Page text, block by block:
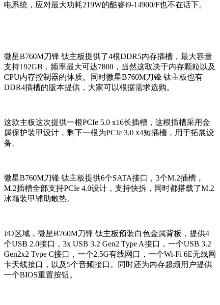
电系统，应对最大功耗219W的酷睿i9-14900/F也不在话下。
微星B760M刀锋 钛主板提供了4根DDR5内存插槽，最大容量
支持192GB，频率最大可达7800，当然这取决于内存颗粒以及
CPU内存控制器的体质。同时微星B760M刀锋 钛主板也有
DDR4插槽的版本提供，大家可以根据需求选购。
这款主板这次提供一根PCIe 5.0 x16长插槽，这根插槽采用金
属保护装甲设计，剩下一根为PCIe 3.0 x4短插槽，用于拓展设
备。
微星B760M刀锋 钛主板提供6个SATA接口，3个M.2插槽，
M.2插槽全部支持PCIe 4.0设计，支持快拆，同时都搭载了M.2
冰霜装甲辅助散热。
I/O区域，微星B760M刀锋 钛主板预装白色金属背板，提供4
个USB 2.0接口，3x USB 3.2 Gen2 Type A接口，一个USB 3.2
Gen2x2 Type C接口，一个2.5G有线网口，一个Wi-Fi 6E无线网
卡天线接口，以及5个音频接口。同时还为内存超频用户提供
一个BIOS重置按钮。